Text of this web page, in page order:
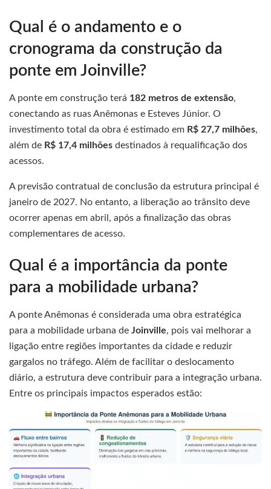
Qual é o andamento e o
cronograma da construção da
ponte em Joinville?
A ponte em construção terá 182 metros de extensão,
conectando as ruas Anêmonas e Esteves Júnior. O
investimento total da obra é estimado em R$ 27,7 milhões,
além de R$ 17,4 milhões destinados à requalificação dos
acessos.
A previsão contratual de conclusão da estrutura principal é
janeiro de 2027. No entanto, a liberação ao trânsito deve
ocorrer apenas em abril, após a finalização das obras
complementares de acesso.
Qual é a importância da ponte
para a mobilidade urbana?
A ponte Anêmonas é considerada uma obra estratégica
para a mobilidade urbana de Joinville, pois vai melhorar a
ligação entre regiões importantes da cidade e reduzir
gargalos no tráfego. Além de facilitar o deslocamento
diário, a estrutura deve contribuir para a integração urbana.
Entre os principais impactos esperados estão: